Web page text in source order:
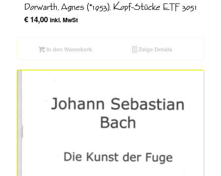
Dorwarth, Agnes (*1953), Kopf-Stücke ETF 3051
€14,00 inkl. MwSt
In den Warenkorb Zeige Details